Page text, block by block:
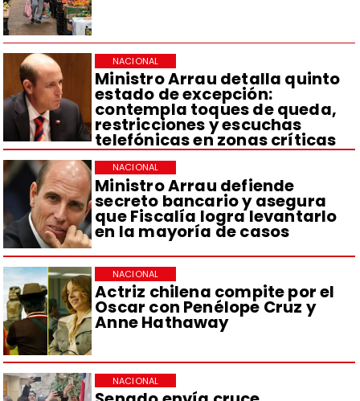
Ministro Arrau detalla quinto
estado de excepción:
contempla toques de queda,
restricciones y escuchas
telefónicas en zonas críticas
NACIONAL
Ministro Arrau defiende
secreto bancario y asegura
que Fiscalía logra levantarlo
en la mayoría de casos
NACIONAL
Actriz chilena compite por el
Oscar con Penélope Cruz y
Anne Hathaway
NACIONAL
NACIONAL